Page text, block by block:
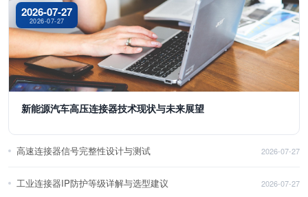
2026-07-27
2026-07-27
新能源汽车高压连接器技术现状与未来展望
高速连接器信号完整性设计与测试 2026-07-27
工业连接器IP防护等级详解与选型建议 2026-07-27